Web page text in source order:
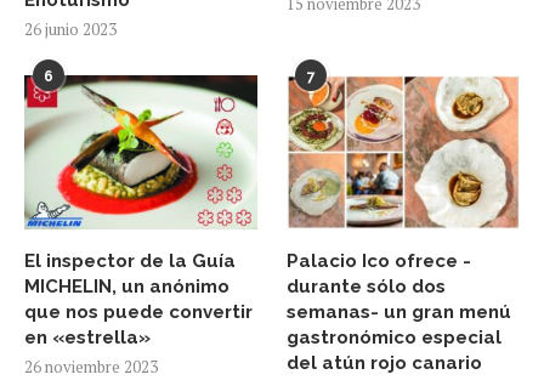
26 junio 2023
6
El inspector de la Guía
MICHELIN, un anónimo
que nos puede convertir
en «estrella»
26 noviembre 2023
7
Palacio Ico ofrece -
durante sólo dos
semanas- un gran menú
gastronómico especial
del atún rojo canario